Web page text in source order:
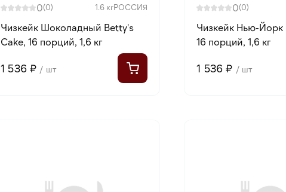
0(0) 1.6 кгРОССИЯ
Чизкейк Шоколадный Betty's
Cake, 16 порций, 1,6 кг
1 536 ₽ / шт
0(0)
Чизкейк Нью-Йорк
16 порций, 1,6 кг
1 536 ₽ / шт